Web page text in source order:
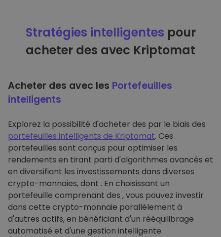
Stratégies intelligentes pour
acheter des avec Kriptomat
Acheter des avec les Portefeuilles
intelligents
Explorez la possibilité d'acheter des par le biais des
portefeuilles intelligents de Kriptomat. Ces
portefeuilles sont conçus pour optimiser les
rendements en tirant parti d'algorithmes avancés et
en diversifiant les investissements dans diverses
crypto-monnaies, dont . En choisissant un
portefeuille comprenant des , vous pouvez investir
dans cette crypto-monnaie parallèlement à
d'autres actifs, en bénéficiant d'un rééquilibrage
automatisé et d'une gestion intelligente.